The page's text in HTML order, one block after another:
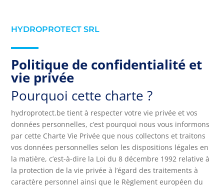
HYDROPROTECT SRL
Politique de confidentialité et
vie privée
Pourquoi cette charte ?
hydroprotect.be tient à respecter votre vie privée et vos
données personnelles, c’est pourquoi nous vous informons
par cette Charte Vie Privée que nous collectons et traitons
vos données personnelles selon les dispositions légales en
la matière, c’est-à-dire la Loi du 8 décembre 1992 relative à
la protection de la vie privée à l’égard des traitements à
caractère personnel ainsi que le Règlement européen du